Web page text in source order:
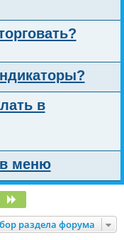
в
в меню
раздела форума